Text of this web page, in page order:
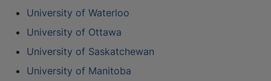
University of Waterloo
University of Ottawa
University of Saskatchewan
University of Manitoba